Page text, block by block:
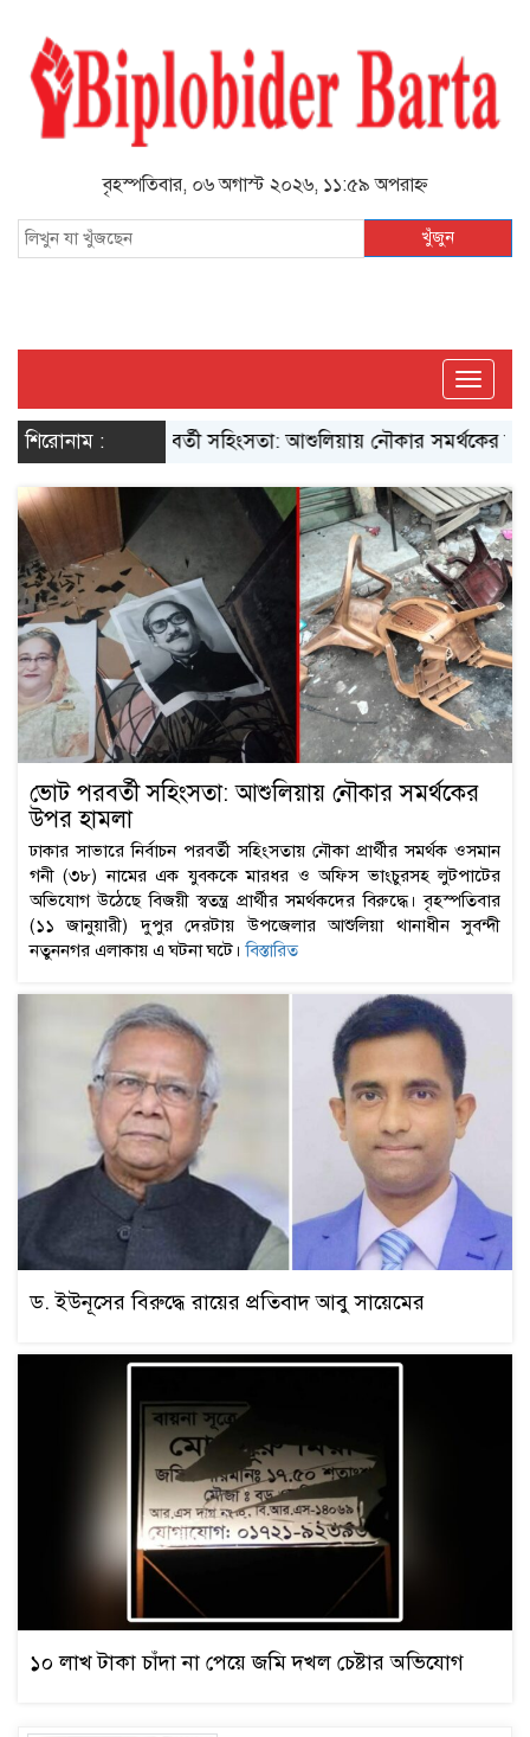
বৃহস্পতিবার, ০৬ অগাস্ট ২০২৬, ১১:৫৯ অপরাহ্ন
খুঁজুন
Toggle
শিরোনাম :
ভোট পরবর্তী সহিংসতা: আশুলিয়ায় নৌকার সমর্থকের উপর হামলা
ভোট পরবর্তী সহিংসতা: আশুলিয়ায় নৌকার সমর্থকের
উপর হামলা
ঢাকার সাভারে নির্বাচন পরবর্তী সহিংসতায় নৌকা প্রার্থীর সমর্থক ওসমান
গনী (৩৮) নামের এক যুবককে মারধর ও অফিস ভাংচুরসহ লুটপাটের
অভিযোগ উঠেছে বিজয়ী স্বতন্ত্র প্রার্থীর সমর্থকদের বিরুদ্ধে। বৃহস্পতিবার
(১১ জানুয়ারী) দুপুর দেরটায় উপজেলার আশুলিয়া থানাধীন সুবন্দী
নতুননগর এলাকায় এ ঘটনা ঘটে।বিস্তারিত
ড. ইউনূসের বিরুদ্ধে রায়ের প্রতিবাদ আবু সায়েমের
১০ লাখ টাকা চাঁদা না পেয়ে জমি দখল চেষ্টার অভিযোগ